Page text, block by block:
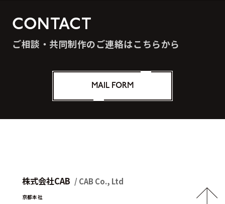
CONTACT
ご相談・共同制作のご連絡はこちらから
MAIL FORM
株式会社CAB / CAB Co., Ltd
京都本社